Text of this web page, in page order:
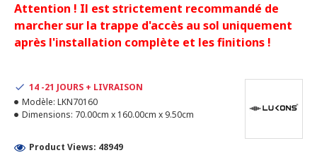
Attention ! Il est strictement recommandé de
marcher sur la trappe d'accès au sol uniquement
après l'installation complète et les finitions !
14 -21 JOURS + LIVRAISON
Modèle: LKN70160
Dimensions: 70.00cm x 160.00cm x 9.50cm
Product Views: 48949